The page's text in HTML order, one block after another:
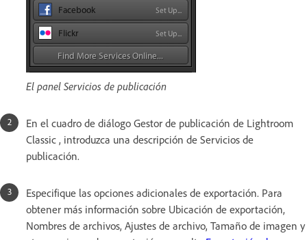
El panel Servicios de publicación
En el cuadro de diálogo Gestor de publicación de Lightroom
Classic , introduzca una descripción de Servicios de
publicación.
Especifique las opciones adicionales de exportación. Para
obtener más información sobre Ubicación de exportación,
Nombres de archivos, Ajustes de archivo, Tamaño de imagen y